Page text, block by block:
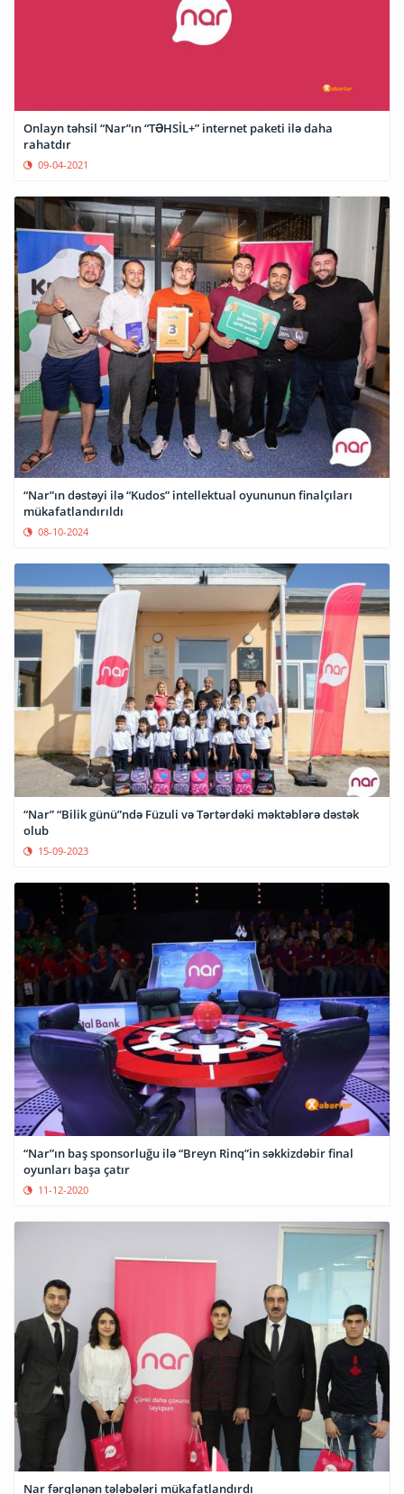
Onlayn təhsil “Nar”ın “TƏHSİL+” internet paketi ilə daha
rahatdır
09-04-2021
“Nar”ın dəstəyi ilə “Kudos” intellektual oyununun finalçıları
mükafatlandırıldı
08-10-2024
“Nar” “Bilik günü”ndə Füzuli və Tərtərdəki məktəblərə dəstək
olub
15-09-2023
“Nar”ın baş sponsorluğu ilə “Breyn Rinq”in səkkizdəbir final
oyunları başa çatır
11-12-2020
Nar fərqlənən tələbələri mükafatlandırdı